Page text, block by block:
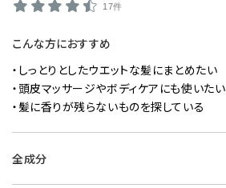
17件
こんな方におすすめ
・しっとりとしたウエットな髪にまとめたい
・頭皮マッサージやボディケアにも使いたい
・髪に香りが残らないものを探している
全成分